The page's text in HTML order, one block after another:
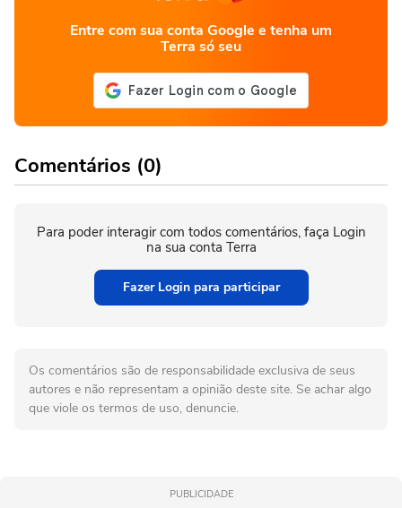
Entre com sua conta Google e tenha um
Terra só seu
Comentários (0)
Para poder interagir com todos comentários, faça Login
na sua conta Terra
Fazer Login para participar
Os comentários são de responsabilidade exclusiva de seus
autores e não representam a opinião deste site. Se achar algo
que viole os termos de uso, denuncie.
PUBLICIDADE